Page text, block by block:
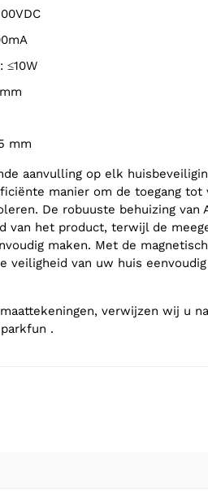
≤10W
mm
aanvulling op elk
manier om de toegang tot
De robuuste behuizing van
van het product, terwijl de
maken. Met de
veiligheid van uw huis
verwijzen wij u
.